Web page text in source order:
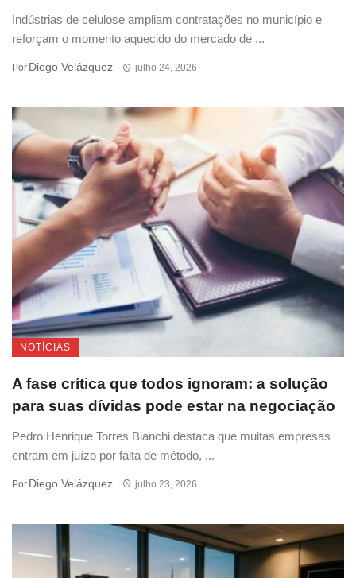
Indústrias de celulose ampliam contratações no município e
reforçam o momento aquecido do mercado de ...
Por Diego Velázquez julho 24, 2026
NOTÍCIAS
A fase crítica que todos ignoram: a solução
para suas dívidas pode estar na negociação
Pedro Henrique Torres Bianchi destaca que muitas empresas
entram em juízo por falta de método, ...
Por Diego Velázquez julho 23, 2026